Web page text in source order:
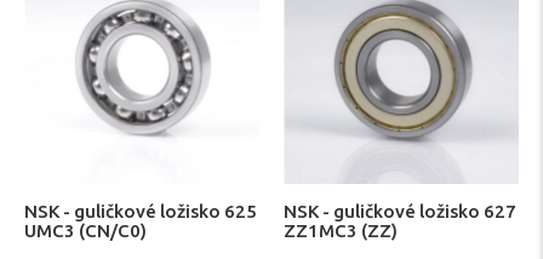
NSK - guličkové ložisko 625
UMC3 (CN/C0)
NSK - guličkové ložisko 627
ZZ1MC3 (ZZ)